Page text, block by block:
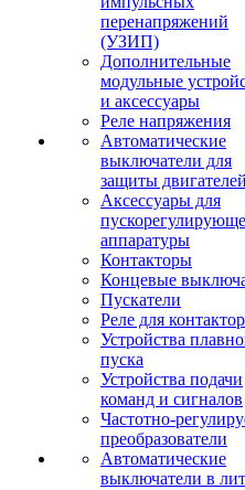
перенапряжений
(УЗИП)
Дополнительные
модульные
и аксессуары
Реле напряжения
Автоматические
выключатели для
защиты двигателей
Аксессуары для
аппаратуры
Контакторы
Концевые
Пускатели
Реле для
Устройства
пуска
Устройства подачи
команд и сигналов
Частотно-
преобразователи
Автоматические
выключатели в